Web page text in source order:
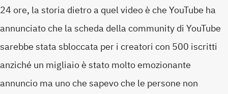
24 ore, la storia dietro a quel video è che YouTube ha
annunciato che la scheda della community di YouTube
sarebbe stata sbloccata per i creatori con 500 iscritti
anziché un migliaio è stato molto emozionante
annuncio ma uno che sapevo che le persone non